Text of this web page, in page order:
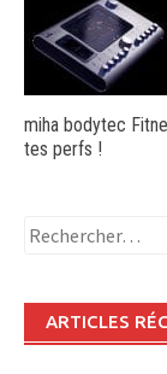
miha bodytec
tes perfs !
Rechercher :
ARTICLES